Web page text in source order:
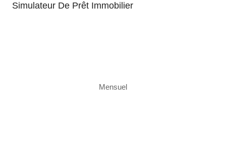
Simulateur De Prêt Immobilier
Mensuel